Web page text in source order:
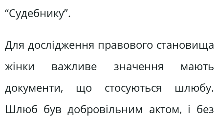
“Судебнику”.
Для дослідження правового становища
жінки важливе значення мають
документи, що стосуються шлюбу.
Шлюб був добровільним актом, і без